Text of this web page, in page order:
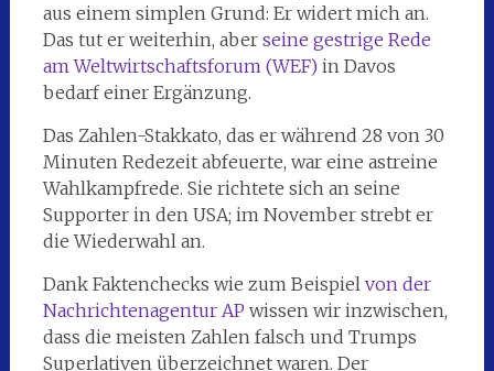
aus einem simplen Grund: Er widert mich an.
Das tut er weiterhin, aber seine gestrige Rede
am Weltwirtschaftsforum (WEF)in Davos
bedarf einer Ergänzung.
Das Zahlen-Stakkato, das er während 28 von 30
Minuten Redezeit abfeuerte, war eine astreine
Wahlkampfrede. Sie richtete sich an seine
Supporter in den USA; im November strebt er
die Wiederwahl an.
Dank Faktenchecks wie zum Beispiel von der
Nachrichtenagentur AP wissen wir inzwischen,
dass die meisten Zahlen falsch und Trumps
Superlativen überzeichnet waren. Der